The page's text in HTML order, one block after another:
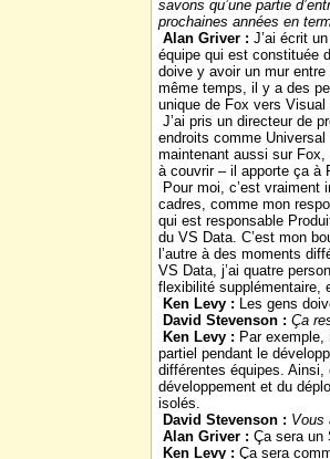
savons qu’une partie
prochaines années en
Alan Griver : J’ai écrit
équipe qui est constituée
doive y avoir un mur
même temps, il y a des
unique de Fox vers Visual
J’ai pris un directeur de
endroits comme
maintenant aussi sur
à couvrir – il apporte ça à
Pour moi, c’est vraiment
cadres, comme mon
qui est responsable
du VS Data. C’est mon
l’autre à des moments
VS Data, j’ai quatre
flexibilité supplémentaire,
Ken Levy : Les gens
David Stevenson : Ça
Ken Levy : Par
partiel pendant le
différentes équipes. Ainsi,
développement et du
isolés.
David Stevenson : Vous
Alan Griver : Ça sera un
Ken Levy : Ça sera